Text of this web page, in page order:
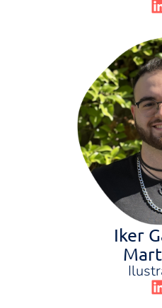
Iker